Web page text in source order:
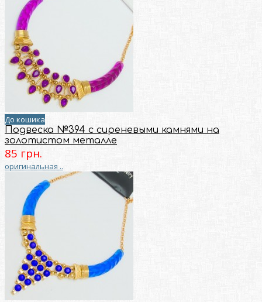
До кошика
Подвеска №394 с сиреневыми камнями на
золотистом металле
85 грн.
оригинальная ..